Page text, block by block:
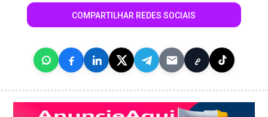
COMPARTILHAR REDES SOCIAIS